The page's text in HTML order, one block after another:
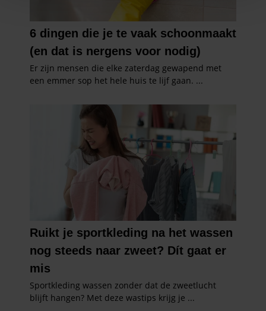
personaliseren, om functies voor social media te bieden
en om ons websiteverkeer te analyseren. Ook delen we
informatie over uw gebruik van onze site met onze
partners voor social media, adverteren en analyse. Deze
partners kunnen deze gegevens combineren met andere
informatie die u aan ze heeft verstrekt of die ze hebben
gaat akkoord met onze cookies als u onze website blijft